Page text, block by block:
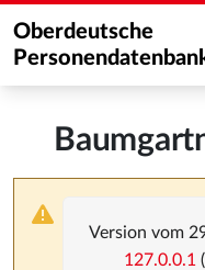
Oberdeutsche
Version vom
127.0.0.1 (